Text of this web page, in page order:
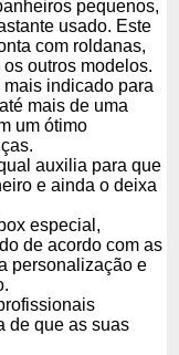
pequenos,
usado. Este
com roldanas,
outros modelos.
indicado para
mais de uma
um ótimo
auxilia para que
e ainda o deixa
especial,
de acordo com as
personalização e
de que as suas